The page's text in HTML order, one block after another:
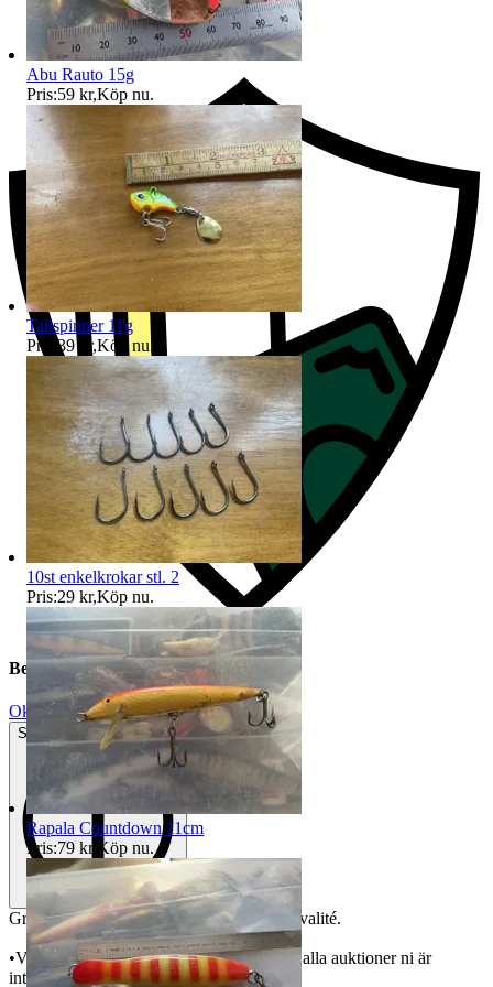
Ersättning om du inte får din vara
Beskrivning
Okej använt skick
Synliga tecken på slitage
Granska bilder för att bedöma skick och kvalité.
•Vid samfrakt, avvakta med betalning tills alla auktioner ni är
intresserade av har avslutats.
Abu Rauto 15g
Pris:59 kr,Köp nu.
Tailspinner 11g
Pris: 39 kr,Köp nu.
10st enkelkrokar stl. 2
Pris:29 kr,Köp nu.
Rapala Countdown 11cm
Pris:79 kr Köp nu.